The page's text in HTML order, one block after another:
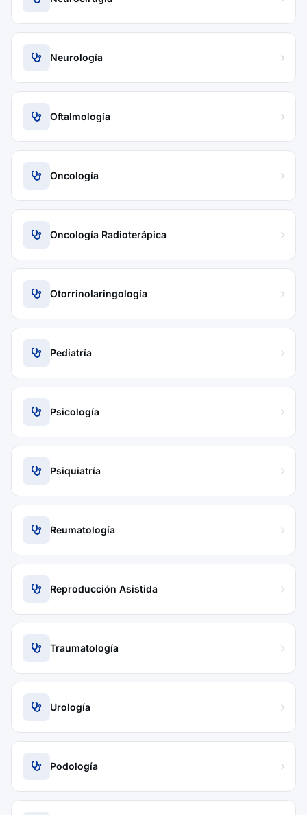
Neurología
Oftalmología
Oncología
Oncología Radioterápica
Otorrinolaringología
Pediatría
Psicología
Psiquiatría
Reumatología
Reproducción Asistida
Traumatología
Urología
Podología